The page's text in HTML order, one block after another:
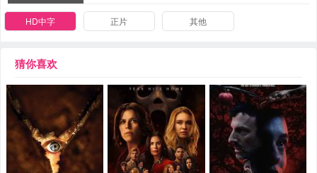
HD中字 正片 其他
猜你喜欢